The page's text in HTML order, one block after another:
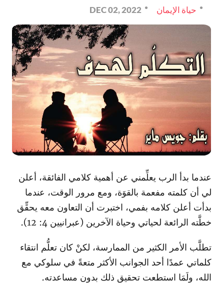
حياة الإيمان DEC 02, 2022
عندما بدأ الرب يعلِّمني عن أهمية كلامي الفائقة، أعلن
لي أن كلمته مفعمة بالقوَة، ومع مرور الوقت، عندما
بدأت أعلن كلامه بفمي، اختبرت أن التعاون معه يحقِّق
خطَّته الرائعة لحياتي وحياة الآخرين (عبرانيين 4: 12).
تطلَّب الأمر الكثير من الممارسة، لكنْ كان تعلُّم انتقاء
كلماتي عمدًا أحد الجوانب الأكثر متعةً في سلوكي مع
الله، ولَمَا استطعت تحقيق ذلك بدون مساعدته.